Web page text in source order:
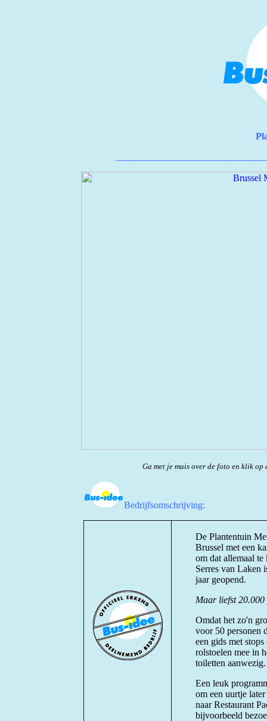
Ga met je muis over de foto en klik
Bedrijfsomschrijving:
De Plantentuin
Brussel met een
om dat allemaal
Serres van Laken
jaar geopend.
Maar liefst 20.000
Omdat het zo'n
voor 50 personen
een gids met
rolstoelen mee in
toiletten aanwezig.
Een leuk
om een uurtje
naar Restaurant
bijvoorbeeld